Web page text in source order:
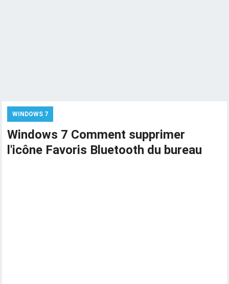
WINDOWS 7
Windows 7 Comment supprimer
l'icône Favoris Bluetooth du bureau